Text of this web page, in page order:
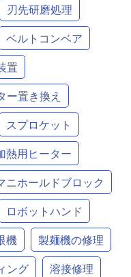
刃先研磨処理
ベルトコンベア
置
ー置き換え
スプロケット
熱用ヒーター
ニホールドブロック
ロボットハンド
機
製麺機の修理
ング
溶接修理